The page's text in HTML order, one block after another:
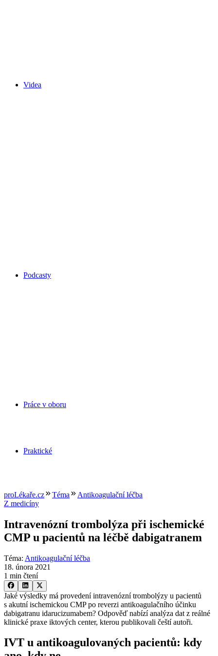
Videa
Podcasty
Práce v oboru
Praktické
proLékaře.cz Téma
Antikoagulační léčba
Z medicíny
Intravenózní trombolýza při ischemické
CMP u pacientů na léčbě dabigatranem
Téma: Antikoagulační léčba
18. února 2021
1 min čtení
Jaké výsledky má provedení intravenózní trombolýzy u pacientů
s akutní ischemickou CMP po reverzi antikoagulačního účinku
dabigatranu idarucizumabem? Odpověď nabízí analýza dat z reálné
klinické praxe iktových center, kterou publikovali čeští autoři.
IVT u antikoagulovaných pacientů: kdy